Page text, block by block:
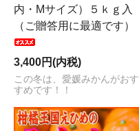
内・Mサイズ）５ｋｇ入
（ご贈答用に最適です）
3,400円(内税)
この冬は、愛媛みかんがおす
すめです！！